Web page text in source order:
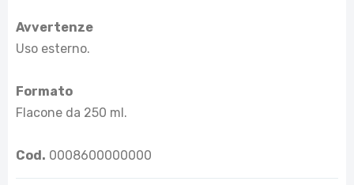
Avvertenze
Uso esterno.
Formato
Flacone da 250 ml.
Cod. 0008600000000